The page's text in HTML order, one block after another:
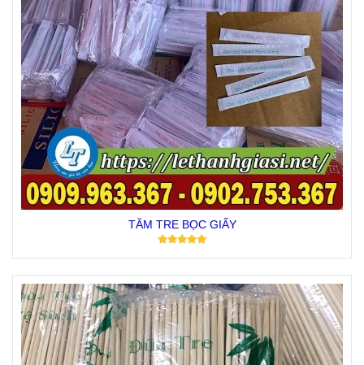
TĂM TRE BỌC GIẤY